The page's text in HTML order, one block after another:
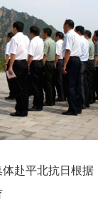
赴平北抗日根据